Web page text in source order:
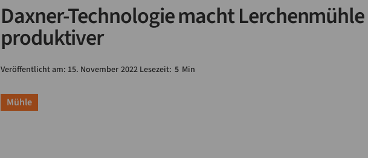
Daxner-Technologie macht
produktiver
Veröffentlicht am: 15. November 2022 Lesezeit: 5 Min
Mühle